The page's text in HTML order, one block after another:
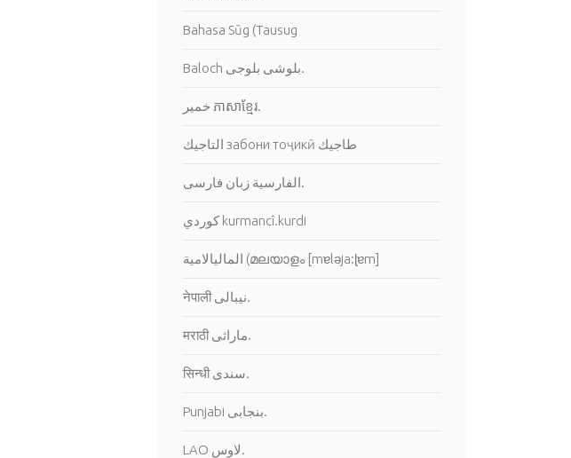
Bahasa Sūg (Tausug
Baloch بلوشى بلوجى.
خمير ភាសាខ្មែរ.
التاجيك забони тоҷикӣ طاجيك
الفارسية زبان فارسی.
كوردي kurmancî.kurdi
नेपाली نيبالى.
मराठी ماراثى.
सिन्धी سندى.
Punjabi بنجابى.
LAO لاوس.